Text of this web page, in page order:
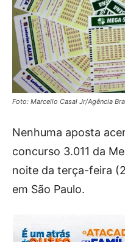
Foto: Marcello Casal Jr/Agência
Nenhuma aposta
concurso 3.011 da
noite da terça-feira
em São Paulo.